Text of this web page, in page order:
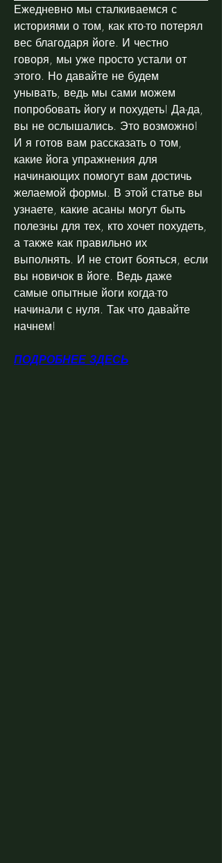
Ежедневно мы сталкиваемся с
историями о том, как кто-то потерял
вес благодаря йоге. И честно
говоря, мы уже просто устали от
этого. Но давайте не будем
унывать, ведь мы сами можем
попробовать йогу и похудеть! Да-да,
вы не ослышались. Это возможно!
И я готов вам рассказать о том,
какие йога упражнения для
начинающих помогут вам достичь
желаемой формы. В этой статье вы
узнаете, какие асаны могут быть
полезны для тех, кто хочет похудеть,
а также как правильно их
выполнять. И не стоит бояться, если
вы новичок в йоге. Ведь даже
самые опытные йоги когда-то
начинали с нуля. Так что давайте
начнем!
ПОДРОБНЕЕ ЗДЕСЬ